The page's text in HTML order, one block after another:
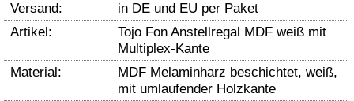
Versand:
in DE und EU per Paket
Artikel:
Tojo Fon Anstellregal MDF weiß mit
Multiplex-Kante
Material:
MDF Melaminharz beschichtet, weiß,
mit umlaufender Holzkante